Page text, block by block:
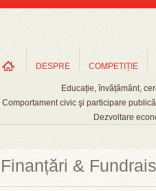
DESPRE COMPETIȚIE
Educație, învățământ,
Comportament civic şi participare publică
Dezvoltare
Finanțări &